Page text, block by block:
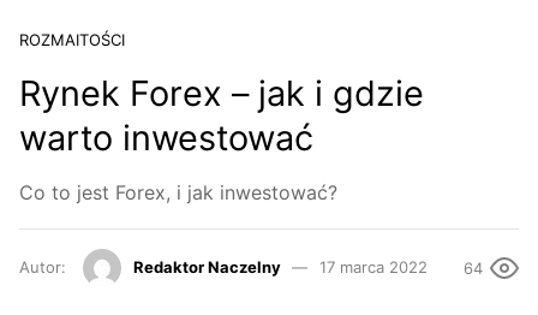
ROZMAITOŚCI
Rynek Forex – jak i gdzie
warto inwestować
Co to jest Forex, i jak inwestować?
Autor: Redaktor Naczelny 17 marca 2022 64